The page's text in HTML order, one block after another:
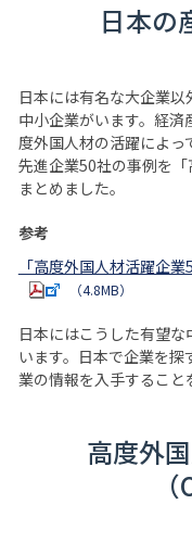
日本の
日本には有名な大企業
中小企業がいます。経
度外国人材の活躍によっ
先進企業50社の事例を
まとめました。
参考
「高度外国人材活躍企
（4.8MB）
日本にはこうした有望
います。日本で企業を
業の情報を入手すること
高度外